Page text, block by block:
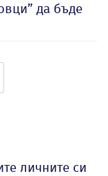
да бъде
личните си